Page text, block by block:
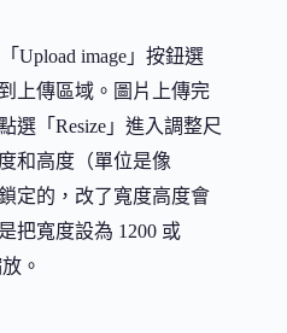
Upload image」按鈕選
上傳區域。圖片上傳完
選「Resize」進入調整尺
和高度（單位是像
定的，改了寬度高度會
把寬度設為 1200 或
。